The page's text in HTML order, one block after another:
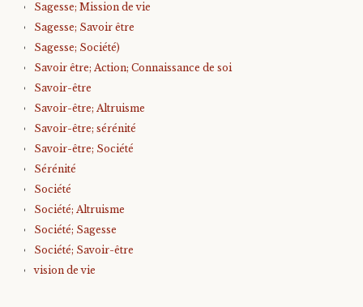
Sagesse; Mission de vie
Sagesse; Savoir être
Sagesse; Société)
Savoir être; Action; Connaissance de soi
Savoir-être
Savoir-être; Altruisme
Savoir-être; sérénité
Savoir-être; Société
Sérénité
Société
Société; Altruisme
Société; Sagesse
Société; Savoir-être
vision de vie